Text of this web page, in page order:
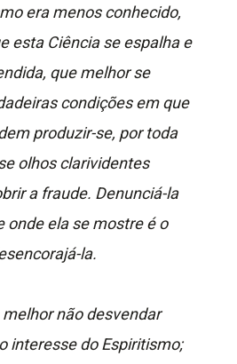
era menos conhecido,
esta Ciência se espalha e
que melhor se
condições em que
produzir-se, por toda
olhos clarividentes
a fraude. Denunciá-la
onde ela se mostre é o
la.
não desvendar
interesse do Espiritismo;